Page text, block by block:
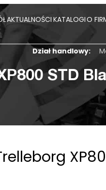
AKTUALNOŚCI KATALOGIO
Dział handlowy:
STD